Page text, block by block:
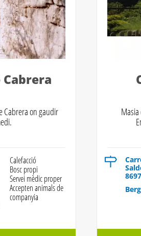
Cabrera
Cabrera on gaudir
Calefacció
Bosc propi
Servei mèdic proper
Accepten animals de
companyia